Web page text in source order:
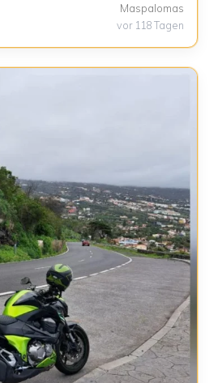
Maspalomas
vor 118 Tagen